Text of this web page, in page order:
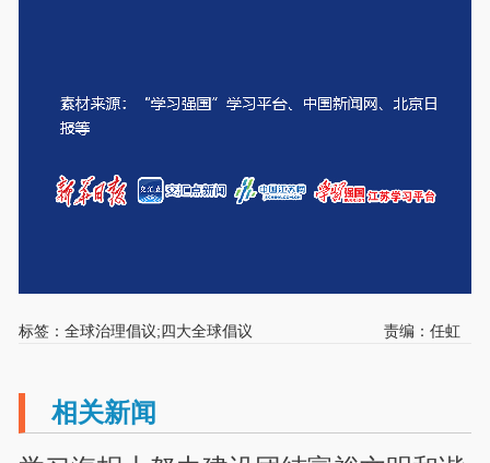
标签：全球治理倡议;四大全球倡议 责编：任虹
相关新闻